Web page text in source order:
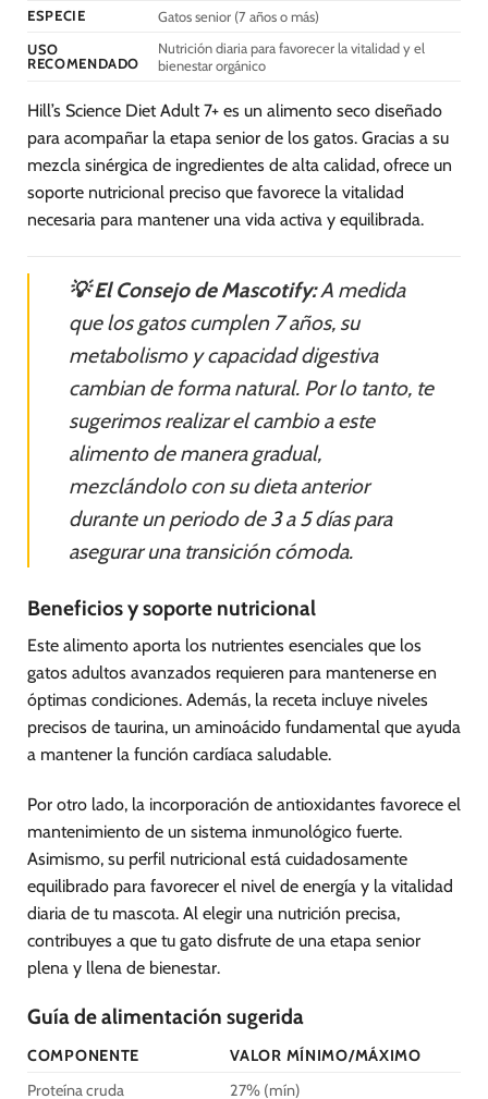
página
de
página
ESPECIE
Gatos senior (7 años o más)
USO
RECOMENDADO
Nutrición diaria para favorecer la vitalidad y el
bienestar orgánico
Hill’s Science Diet Adult 7+ es un alimento seco diseñado
para acompañar la etapa senior de los gatos. Gracias a su
mezcla sinérgica de ingredientes de alta calidad, ofrece un
soporte nutricional preciso que favorece la vitalidad
necesaria para mantener una vida activa y equilibrada.
💡 El Consejo de Mascotify:A medida
que los gatos cumplen 7 años, su
metabolismo y capacidad digestiva
cambian de forma natural. Por lo tanto, te
sugerimos realizar el cambio a este
alimento de manera gradual,
mezclándolo con su dieta anterior
durante un periodo de 3 a 5 días para
asegurar una transición cómoda.
Beneficios y soporte nutricional
Este alimento aporta los nutrientes esenciales que los
gatos adultos avanzados requieren para mantenerse en
óptimas condiciones. Además, la receta incluye niveles
precisos de taurina, un aminoácido fundamental que ayuda
a mantener la función cardíaca saludable.
Por otro lado, la incorporación de antioxidantes favorece el
mantenimiento de un sistema inmunológico fuerte.
Asimismo, su perfil nutricional está cuidadosamente
equilibrado para favorecer el nivel de energía y la vitalidad
diaria de tu mascota. Al elegir una nutrición precisa,
contribuyes a que tu gato disfrute de una etapa senior
plena y llena de bienestar.
Guía de alimentación sugerida
COMPONENTE
VALOR MÍNIMO/MÁXIMO
Proteína cruda
27% (mín)